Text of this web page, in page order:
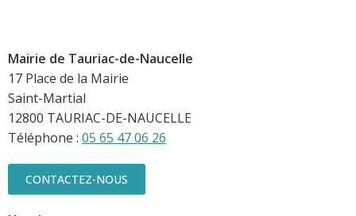
Mairie de Tauriac-de-Naucelle
17 Place de la Mairie
Saint-Martial
12800 TAURIAC-DE-NAUCELLE
Téléphone : 05 65 47 06 26
CONTACTEZ-NOUS